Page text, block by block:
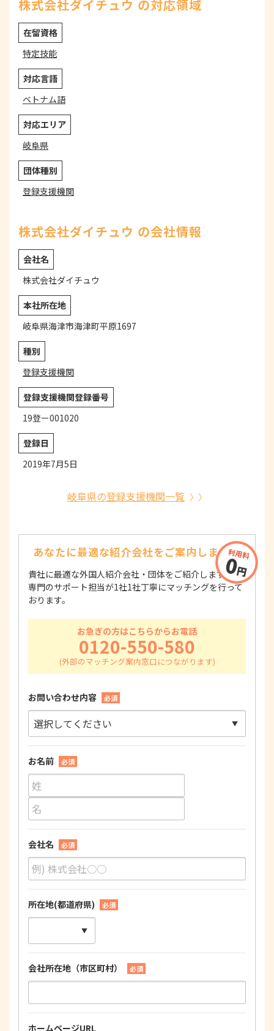
株式会社ダイチュウ の対応領域
在留資格
特定技能
対応言語
ベトナム語
対応エリア
岐阜県
団体種別
登録支援機関
株式会社ダイチュウ の会社情報
会社名
株式会社ダイチュウ
本社所在地
岐阜県海津市海津町平原1697
種別
登録支援機関
登録支援機関登録番号
19登ー001020
登録日
2019年7月5日
岐阜県の登録支援機関一覧
あなたに最適な紹介会社をご案内します！
貴社に最適な外国人紹介会社・団体をご紹介します！
専門のサポート担当が1社1社丁寧にマッチングを行って
おります。
お急ぎの方はこちらからお電話
0120-550-580
お問い合わせ内容 必須
お名前 必須
会社名 必須
所在地(都道府県) 必須
会社所在地（市区町村） 必須
ホームページURL